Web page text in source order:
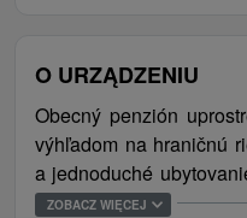
O URZĄDZENIU
Obecný penzión
výhľadom na hraničnú
a jednoduché
alebo skupiny.
ZOBACZ WIĘCEJ